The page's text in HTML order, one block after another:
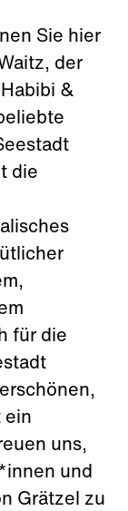
Sie hier
der
&
die
für die
ein
uns,
und
Grätzel zu